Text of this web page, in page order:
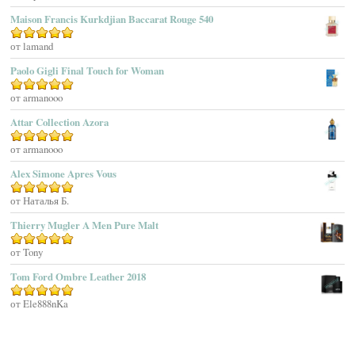
Afnan Perfumes
Agatha Ruiz De La Prada
Agatho Parfum
Agent Provocateur
Agnes B
Agonist
Ahjaar
Aigner
Aj Arabia (Widian)
Ajmal
Akaro Exclusive
Akro
Al Hamatt
Al Haramain
Al-Jazeera
Maison Francis Kurkdjian Baccarat Rouge 540
Оценка5из 5
от lamand
Paolo Gigli Final Touch for Woman
Оценка5из 5
от armanooo
Attar Collection Azora
Оценка5из 5
от armanooo
Alex Simone Apres Vous
Оценка5из 5
от Наталья Б.
Thierry Mugler A Men Pure Malt
Оценка
от Tony
Tom Ford Ombre Leather 2018
Оценка5из 5
от Ele888nKa